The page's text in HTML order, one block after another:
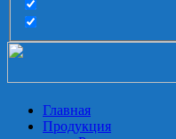
Главная
Продукция